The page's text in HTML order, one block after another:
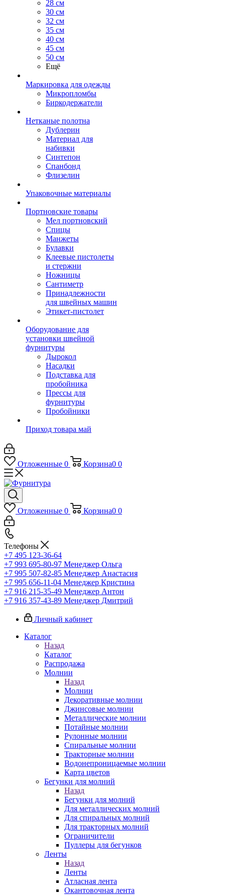
28 см
30 см
32 см
35 см
40 см
45 см
50 см
Ещё
Маркировка для одежды
Микропломбы
Биркодержатели
Нетканые полотна
Дублерин
Материал для
набивки
Синтепон
Спанбонд
Флизелин
Упаковочные материалы
Портновские товары
Мел портновский
Спицы
Манжеты
Булавки
Клеевые пистолеты
и стержни
Ножницы
Сантиметр
Принадлежности
для швейных машин
Этикет-пистолет
Оборудование для
установки швейной
фурнитуры
Дырокол
Насадки
Подставка для
пробойника
Прессы для
фурнитуры
Пробойники
Приход товара май
Отложенные 0 Корзина0 0
Отложенные 0 Корзина0 0
Телефоны
+7 495 123-36-64
+7 993 695-80-97 Менеджер Ольга
+7 995 507-82-85 Менеджер Анастасия
+7 995 656-11-04 Менеджер Кристина
+7 916 215-35-49 Менеджер Антон
+7 916 357-43-89 Менеджер Дмитрий
Личный кабинет
Каталог
Назад
Каталог
Распродажа
Молнии
Назад
Молнии
Декоративные молнии
Джинсовые молнии
Металлические молнии
Потайные молнии
Рулонные молнии
Спиральные молнии
Тракторные молнии
Водонепроницаемые молнии
Карта цветов
Бегунки для молний
Назад
Бегунки для молний
Для металлических молний
Для спиральных молний
Для тракторных молний
Ограничители
Пуллеры для бегунков
Ленты
Назад
Ленты
Атласная лента
Окантовочная лента